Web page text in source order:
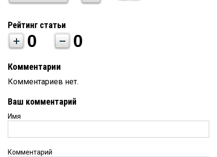
Рейтинг статьи
0 0
Комментарии
Комментариев нет.
Ваш комментарий
Имя
Комментарий